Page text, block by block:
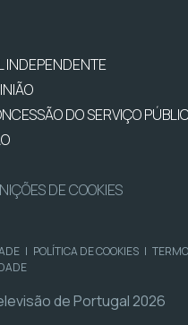
INDEPENDENTE
DO SERVIÇO
DE COOKIES
| POLÍTICA DE COOKIES |
de Portugal 2026